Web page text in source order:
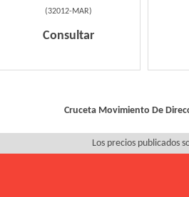
(32012-MAR)
Consultar
Cruceta Movimiento De
Los precios publicados